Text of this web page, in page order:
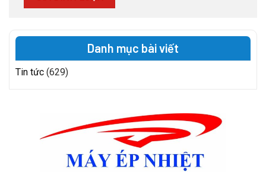
Danh mục bài viết
Tin tức (629)